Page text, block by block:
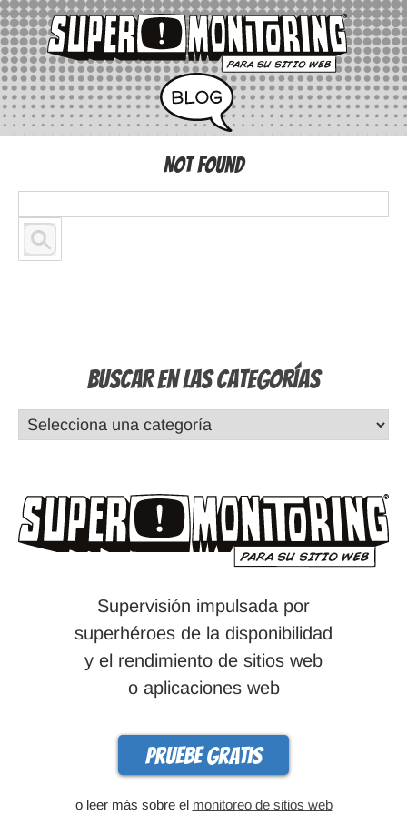
Not Found
Buscar en las Categorías
Supervisión impulsada por
superhéroes de la disponibilidad
y el rendimiento de sitios web
o aplicaciones web
Pruebe gratis
o leer más sobre el monitoreo de sitios web